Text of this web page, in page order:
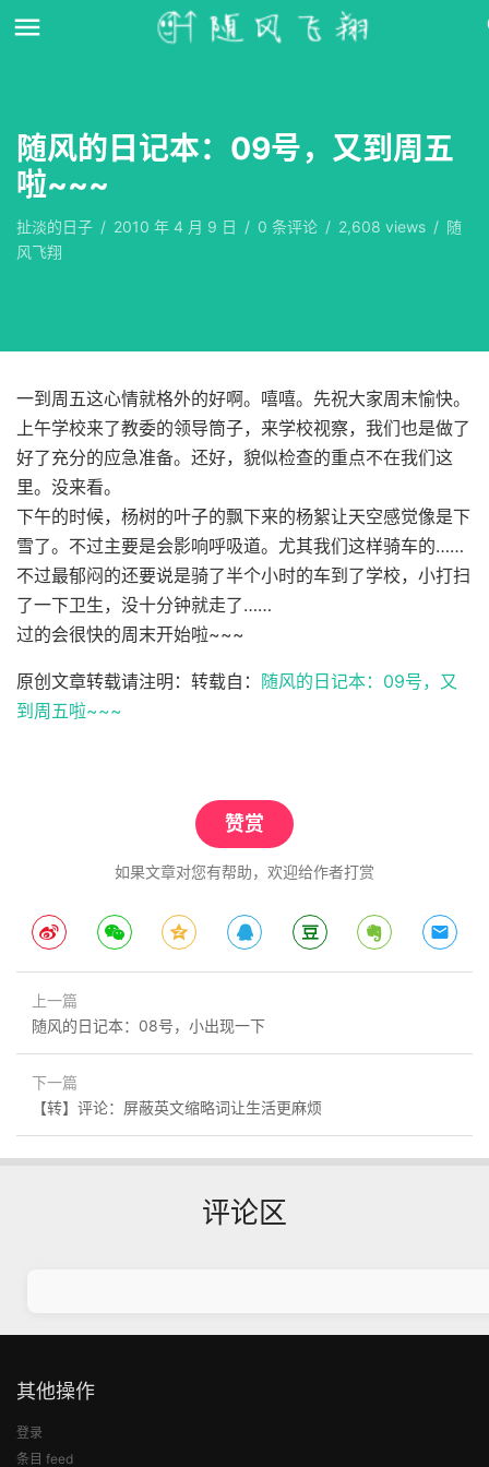
随风的日记本：09号，又到周五
啦~~~
扯淡的日子 / 2010 年 4 月 9 日 / 0 条评论 / 2,608 views / 随
风飞翔
一到周五这心情就格外的好啊。嘻嘻。先祝大家周末愉快。
上午学校来了教委的领导筒子，来学校视察，我们也是做了
好了充分的应急准备。还好，貌似检查的重点不在我们这
里。没来看。
下午的时候，杨树的叶子的飘下来的杨絮让天空感觉像是下
雪了。不过主要是会影响呼吸道。尤其我们这样骑车的……
不过最郁闷的还要说是骑了半个小时的车到了学校，小打扫
了一下卫生，没十分钟就走了……
过的会很快的周末开始啦~~~
原创文章转载请注明：转载自： 随风的日记本：09号，又
到周五啦~~~
赞赏
如果文章对您有帮助，欢迎给作者打赏
上一篇
随风的日记本：08号，小出现一下
下一篇
【转】评论：屏蔽英文缩略词让生活更麻烦
评论区
其他操作
登录
条目 feed